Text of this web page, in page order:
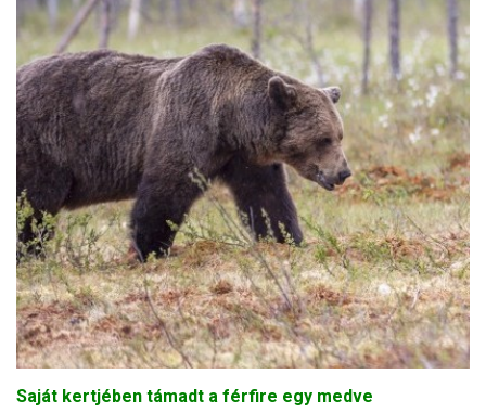
Saját kertjében támadt a férfire egy medve